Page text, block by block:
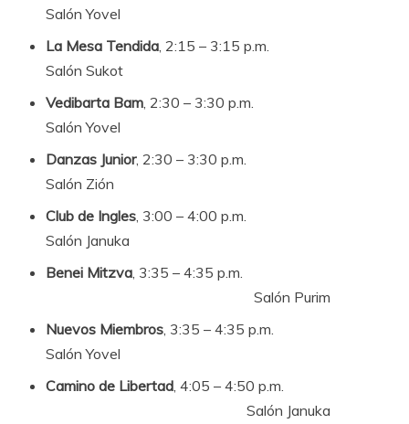
Salón Yovel
La Mesa Tendida , 2:15 – 3:15 p.m.
Salón Sukot
Vedibarta Bam , 2:30 – 3:30 p.m.
Salón Yovel
Danzas Junior, 2:30 – 3:30 p.m.
Salón Zión
Club de Ingles , 3:00 – 4:00 p.m.
Salón Januka
Benei Mitzva , 3:35 – 4:35 p.m.
Salón Purim
Nuevos Miembros , 3:35 – 4:35 p.m.
Salón Yovel
Camino de Libertad , 4:05 – 4:50 p.m.
Salón Januka